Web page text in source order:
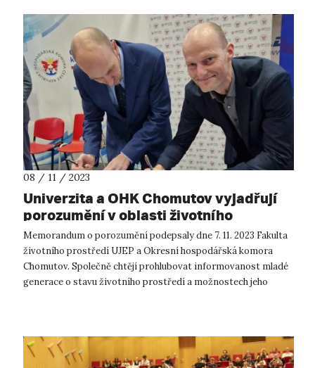
08 / 11 / 2023
Univerzita a OHK Chomutov vyjadřují
porozumění v oblasti životního
prostředí
Memorandum o porozumění podepsaly dne 7. 11. 2023 Fakulta
životního prostředí UJEP a Okresní hospodářská komora
Chomutov. Společně chtějí prohlubovat informovanost mladé
generace o stavu životního prostředí a možnostech jeho